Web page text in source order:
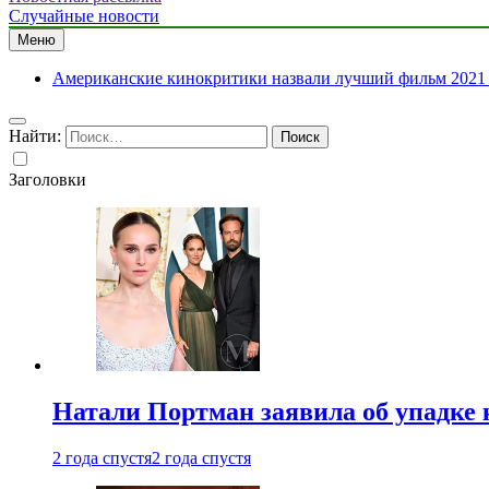
Случайные новости
Меню
Американские кинокритики назвали лучший фильм 2021
Найти:
Заголовки
Натали Портман заявила об упадке
2 года спустя2 года спустя